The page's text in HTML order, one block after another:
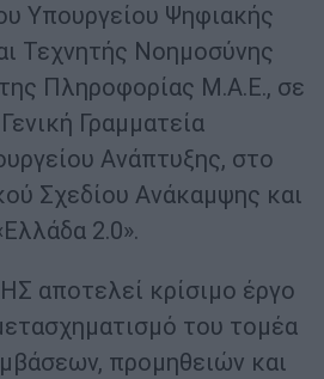
Υπουργείου Ψηφιακής
Τεχνητής Noημοσύνης
Πληροφορίας Μ.Α.Ε., σε
Γραμματεία
Ανάπτυξης, στο
Σχεδίου Ανάκαμψης και
2.0».
αποτελεί κρίσιμο έργο
του τομέα
προμηθειών και